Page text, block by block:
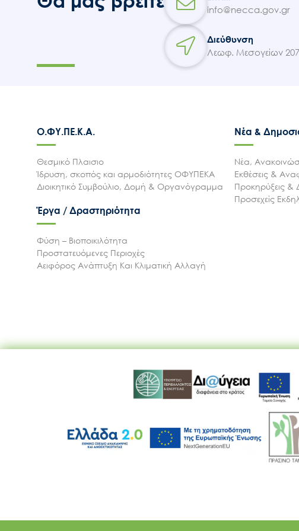
info@necca.gov.gr
Διεύθυνση
Λεωφ. Μεσογείων
Ο.ΦΥ.ΠΕ.Κ.Α.
Θεσμικό Πλαισιο
Ίδρυση, σκοπός και αρμοδιότητες ΟΦΥΠΕΚΑ
Διοικητικό Συμβούλιο, Δομή & Οργανόγραμμα
Νέα &
Νέα,
Εκθέσεις &
Προκηρύξεις &
Προσεχείς
Έργα / Δραστηριότητα
Φύση – Βιοποικιλότητα
Προστατευόμενες Περιοχές
Αειφόρος Ανάπτυξη Και Κλιματική Αλλαγή